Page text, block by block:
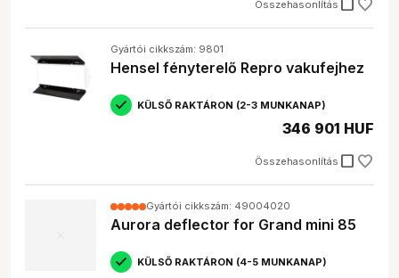
Összehasonlítás check_box_outline_blank
Gyártói cikkszám: 9801
Hensel fényterelő Repro vakufejhez
KÜLSŐ RAKTÁRON (2-3 MUNKANAP)
Összehasonlítás check_box_outline_blank
346 901 HUF
Gyártói cikkszám: 49004020
Aurora deflector for Grand mini 85
KÜLSŐ RAKTÁRON (4-5 MUNKANAP)